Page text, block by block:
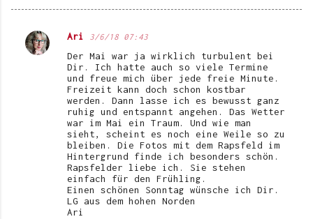
K
Ari 3/6/18 07:43
Der Mai war ja wirklich turbulent bei
Dir. Ich hatte auch so viele Termine
und freue mich über jede freie Minute.
Freizeit kann doch schon kostbar
werden. Dann lasse ich es bewusst ganz
ruhig und entspannt angehen. Das Wetter
war im Mai ein Traum. Und wie man
sieht, scheint es noch eine Weile so zu
bleiben. Die Fotos mit dem Rapsfeld im
Hintergrund finde ich besonders schön.
Rapsfelder liebe ich. Sie stehen
einfach für den Frühling.
Einen schönen Sonntag wünsche ich Dir.
LG aus dem hohen Norden
Ari